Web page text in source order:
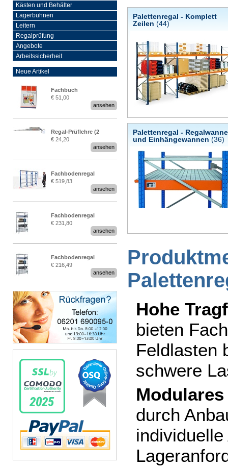
Kästen und Behälter
Lagerbühnen
Leitern
Regalprüfung
Angebote
Arbeitssicherheit
Neue Artikel
Fachbuch
„Regalprüfung nach DIN
€ 51,00
ansehen
Regal-Prüflehre (2
Stück)
€ 24,20
ansehen
Fachbodenregal
Stecksystem MultiPlus
2,25 Meter breit
€ 519,83
ansehen
Fachbodenregal
Stecksystem MultiPlus
€ 231,80
ansehen
Fachbodenregal
Stecksystem MultiPlus
€ 216,49
ansehen
Palettenregal - Komplett
Zeilen (44)
Palettenregal -
und Einhängewannen (36)
Hohe
bieten
Feldlasten
schwere
durch